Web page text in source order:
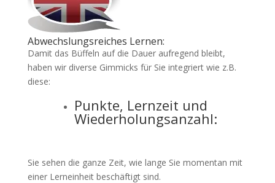
Abwechslungsreiches Lernen:
Damit das Büffeln auf die Dauer aufregend bleibt,
haben wir diverse Gimmicks für Sie integriert wie z.B.
diese:
Punkte, Lernzeit und
Wiederholungsanzahl:
Sie sehen die ganze Zeit, wie lange Sie momentan mit
einer Lerneinheit beschäftigt sind.